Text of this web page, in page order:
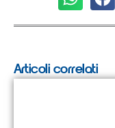
Articoli correlati